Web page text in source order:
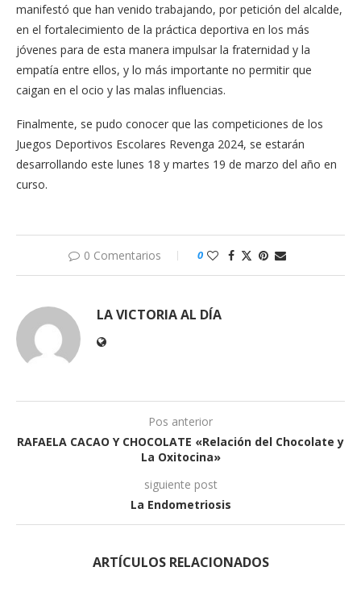
manifestó que han venido trabajando, por petición del alcalde,
en el fortalecimiento de la práctica deportiva en los más
jóvenes para de esta manera impulsar la fraternidad y la
empatía entre ellos, y lo más importante no permitir que
caigan en el ocio y las malas influencias.
Finalmente, se pudo conocer que las competiciones de los
Juegos Deportivos Escolares Revenga 2024, se estarán
desarrollando este lunes 18 y martes 19 de marzo del año en
curso.
0 Comentarios 0
LA VICTORIA AL DÍA
Pos anterior
RAFAELA CACAO Y CHOCOLATE «Relación del Chocolate y
La Oxitocina»
siguiente post
La Endometriosis
ARTÍCULOS RELACIONADOS